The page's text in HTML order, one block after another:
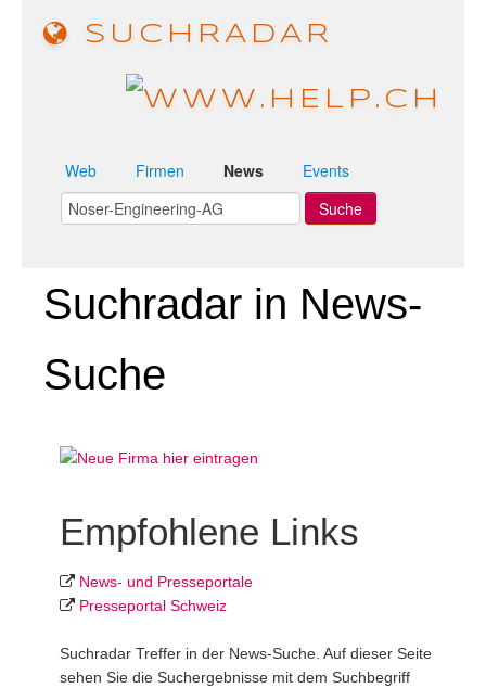
SUCHRADAR
Web Firmen News Events
Suchradar in News-
Suche
Empfohlene Links
News- und Presseportale
Presseportal Schweiz
Suchradar Treffer in der News-Suche. Auf dieser Seite
sehen Sie die Suchergebnisse mit dem Suchbegriff